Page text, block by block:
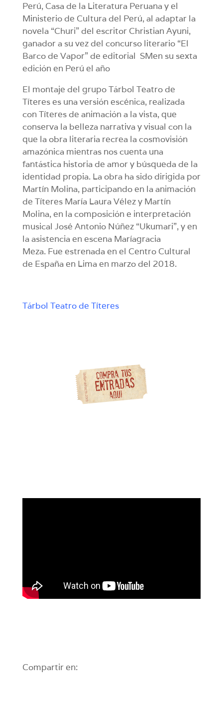
Perú, Casa de la Literatura Peruana y el
Ministerio de Cultura del Perú, al adaptar la
novela “Churi” del escritor Christian Ayuni,
ganador a su vez del concurso literario “El
Barco de Vapor” de editorial SMen su sexta
edición en Perú el año
El montaje del grupo Tárbol Teatro de
Títeres es una versión escénica, realizada
con Títeres de animación a la vista, que
conserva la belleza narrativa y visual con la
que la obra literaria recrea la cosmovisión
amazónica mientras nos cuenta una
fantástica historia de amor y búsqueda de la
identidad propia. La obra ha sido dirigida por
Martín Molina, participando en la animación
de Títeres María Laura Vélez y Martín
Molina, en la composición e interpretación
musical José Antonio Núñez “Ukumari”, y en
la asistencia en escena Maríagracia
Meza. Fue estrenada en el Centro Cultural
de España en Lima en marzo del 2018.
Tárbol Teatro de Títeres
Compartir en: